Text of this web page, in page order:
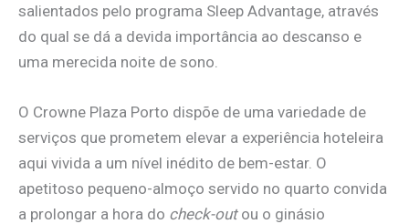
salientados pelo programa Sleep Advantage, através
do qual se dá a devida importância ao descanso e
uma merecida noite de sono.
O Crowne Plaza Porto dispõe de uma variedade de
serviços que prometem elevar a experiência hoteleira
aqui vivida a um nível inédito de bem-estar. O
apetitoso pequeno-almoço servido no quarto convida
a prolongar a hora do check-outou o ginásio